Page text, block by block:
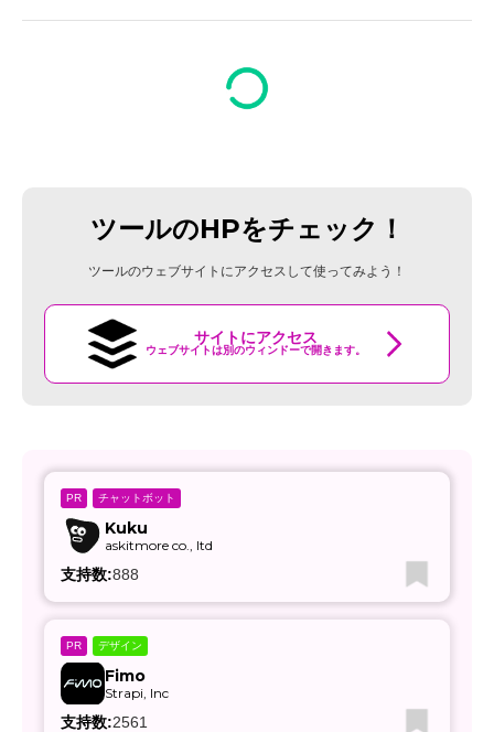
ツールのHPをチェック！
ツールのウェブサイトにアクセスして使ってみよう！
サイトにアクセス
ウェブサイトは別のウィンドーで開きます。
PR チャットボット
Kuku
askitmore co., ltd
支持数:888
PR デザイン
Fimo
Strapi, Inc
支持数:2561